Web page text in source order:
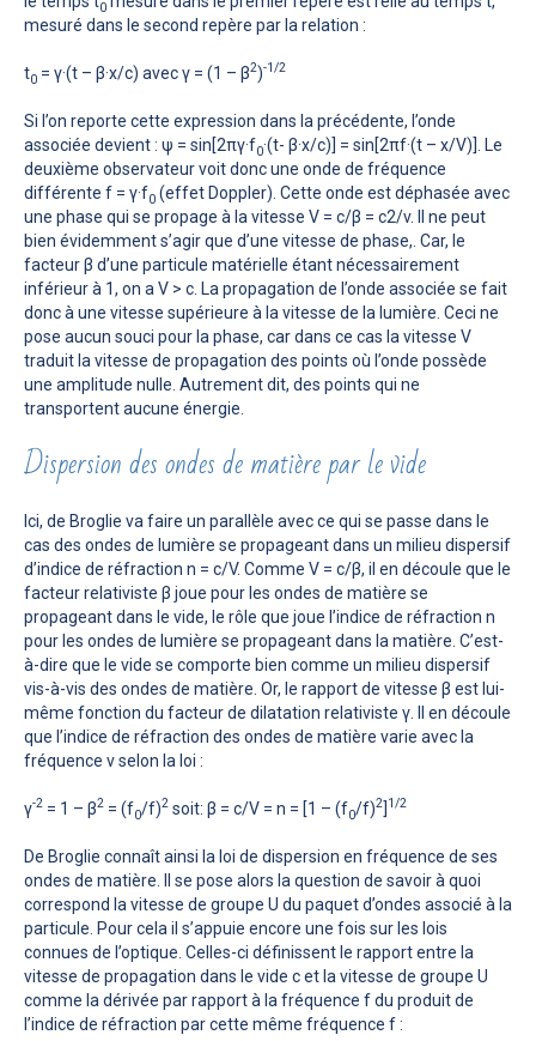
0
mesuré dans le second repère par la relation :
t0 = γ·(t – β·x/c) avec γ = (1 – β2)-1/2
Si l’on reporte cette expression dans la précédente, l’onde
associée devient : ψ = sin[2πγ·f0·(t- β·x/c)] = sin[2πf·(t – x/V)]. Le
deuxième observateur voit donc une onde de fréquence
différente f = γ·f0 (effet Doppler). Cette onde est déphasée avec
une phase qui se propage à la vitesse V = c/β = c2/v. Il ne peut
bien évidemment s’agir que d’une vitesse de phase,. Car, le
facteur β d’une particule matérielle étant nécessairement
inférieur à 1, on a V > c. La propagation de l’onde associée se fait
donc à une vitesse supérieure à la vitesse de la lumière. Ceci ne
pose aucun souci pour la phase, car dans ce cas la vitesse V
traduit la vitesse de propagation des points où l’onde possède
une amplitude nulle. Autrement dit, des points qui ne
transportent aucune énergie.
Dispersion des ondes de matière par le vide
Ici, de Broglie va faire un parallèle avec ce qui se passe dans le
cas des ondes de lumière se propageant dans un milieu dispersif
d’indice de réfraction n = c/V. Comme V = c/β, il en découle que le
facteur relativiste β joue pour les ondes de matière se
propageant dans le vide, le rôle que joue l’indice de réfraction n
pour les ondes de lumière se propageant dans la matière. C’est-
à-dire que le vide se comporte bien comme un milieu dispersif
vis-à-vis des ondes de matière. Or, le rapport de vitesse β est lui-
même fonction du facteur de dilatation relativiste γ. Il en découle
que l’indice de réfraction des ondes de matière varie avec la
fréquence ν selon la loi :
γ-2 = 1 – β2 = (f0/f)2 soit: β = c/V = n = [1 – (f0/f)2] 1/2
De Broglie connaît ainsi la loi de dispersion en fréquence de ses
ondes de matière. Il se pose alors la question de savoir à quoi
correspond la vitesse de groupe U du paquet d’ondes associé à la
particule. Pour cela il s’appuie encore une fois sur les lois
connues de l’optique. Celles-ci définissent le rapport entre la
vitesse de propagation dans le vide c et la vitesse de groupe U
comme la dérivée par rapport à la fréquence f du produit de
l’indice de réfraction par cette même fréquence f :